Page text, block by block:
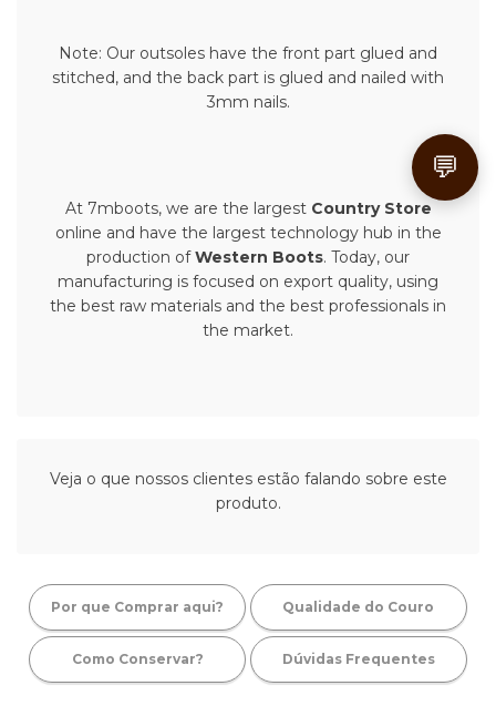
Note: Our outsoles have the front part glued and
stitched, and the back part is glued and nailed with
3mm nails.
At 7mboots, we are the largest Country Store
online and have the largest technology hub in the
production ofWestern Boots. Today, our
manufacturing is focused on export quality, using
the best raw materials and the best professionals in
the market.
Veja o que nossos clientes estão falando sobre este
produto.
Por que Comprar aqui? Qualidade do Couro
Como Conservar? Dúvidas Frequentes
💬